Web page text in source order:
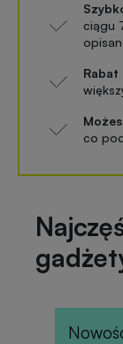
ciągu
Rabat
co